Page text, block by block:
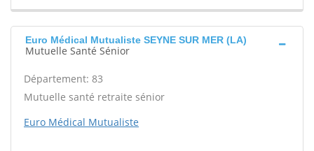
Euro Médical Mutualiste SEYNE SUR MER (LA)
Mutuelle Santé Sénior
Département: 83
Mutuelle santé retraite sénior
Euro Médical Mutualiste